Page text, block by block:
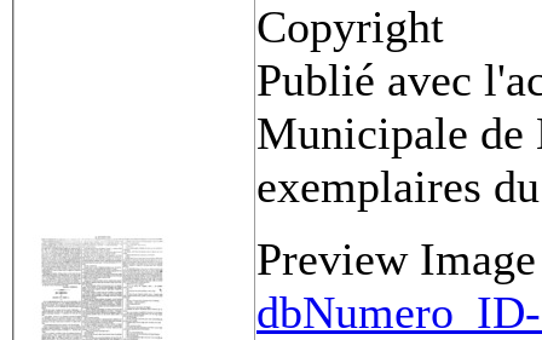
Copyright
Publié avec
Municipale de
exemplaires
Preview Image